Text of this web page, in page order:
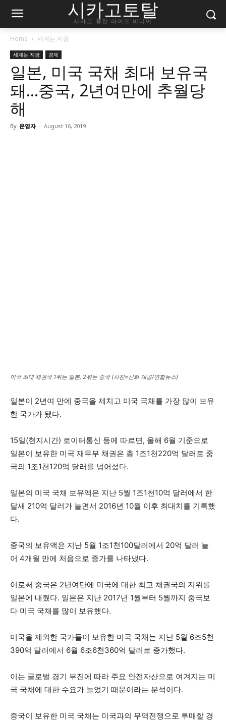
시카고토탈
시카고 종합 라이프 미디어
Home 세계는 지금
세계는 지금 경제
일본, 미국 국채 최대 보유국
돼…중국, 2년여만에 추월당
해
By 운영자 - August 16, 2019
미국 최대 채권국 1위는 일본, 2위는 중국 (사진=신화 제공/연합뉴스)
일본이 2년여 만에 중국을 제치고 미국 국채를 가장 많이 보유
한 국가가 됐다.
15일(현지시간) 로이터통신 등에 따르면, 올해 6월 기준으로
일본이 보유한 미국 재무부 채권은 총 1조1천220억 달러로 중
국의 1조1천120억 달러를 넘어섰다.
일본의 미국 국채 보유액은 지난 5월 1조1천10억 달러에서 한
달새 210억 달러가 늘면서 2016년 10월 이후 최대치를 기록했
다.
중국의 보유액은 지난 5월 1조1천100달러에서 20억 달러 늘
어 4개월 만에 처음으로 증가를 나타냈다.
이로써 중국은 2년여만에 미국에 대한 최고 채권국의 지위를
일본에 내줬다. 일본은 지난 2017년 1월부터 5월까지 중국보
다 미국 국채를 많이 보유했다.
미국을 제외한 국가들이 보유한 미국 국채는 지난 5월 6조5천
390억 달러에서 6월 6조6천360억 달러로 증가했다.
이는 글로벌 경기 부진에 따라 주요 안전자산으로 여겨지는 미
국 국채에 대한 수요가 늘었기 때문이라는 분석이다.
중국이 보유한 미국 국채는 미국과의 무역전쟁으로 투매할 경